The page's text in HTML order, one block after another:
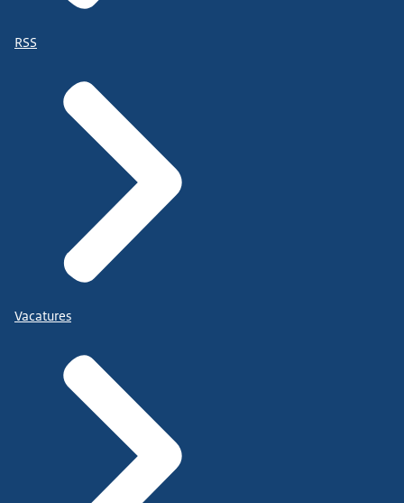
RSS
Vacatures